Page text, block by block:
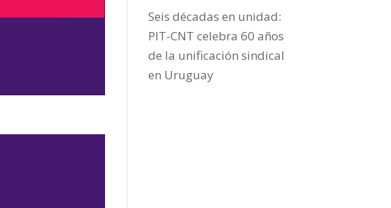
Seis décadas en unidad:
PIT-CNT celebra 60 años
de la unificación sindical
en Uruguay